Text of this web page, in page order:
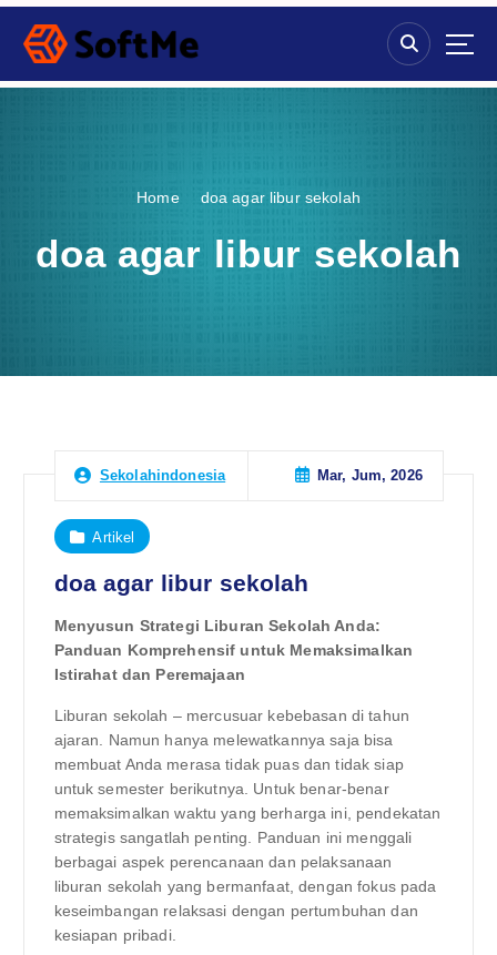
S
p
Home doa agar libur sekolah
doa agar libur sekolah
Sekolahindonesia Mar, Jum, 2026
Artikel
doa agar libur sekolah
Menyusun Strategi Liburan Sekolah Anda:
Panduan Komprehensif untuk Memaksimalkan
Istirahat dan Peremajaan
Liburan sekolah – mercusuar kebebasan di tahun
ajaran. Namun hanya melewatkannya saja bisa
membuat Anda merasa tidak puas dan tidak siap
untuk semester berikutnya. Untuk benar-benar
memaksimalkan waktu yang berharga ini, pendekatan
strategis sangatlah penting. Panduan ini menggali
berbagai aspek perencanaan dan pelaksanaan
liburan sekolah yang bermanfaat, dengan fokus pada
keseimbangan relaksasi dengan pertumbuhan dan
kesiapan pribadi.